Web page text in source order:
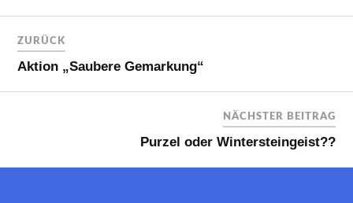
ZURÜCK
Aktion „Saubere Gemarkung“
NÄCHSTER BEITRAG
Purzel oder Wintersteingeist??